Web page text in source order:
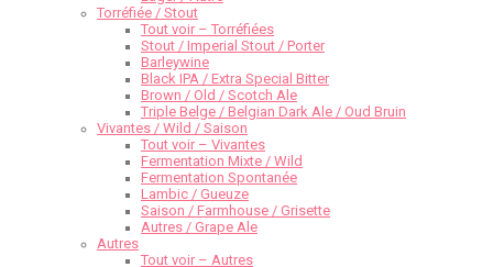
Torréfiée / Stout
Tout voir – Torréfiées
Stout / Imperial Stout / Porter
Barleywine
Black IPA / Extra Special Bitter
Brown / Old / Scotch Ale
Triple Belge / Belgian Dark Ale / Oud Bruin
Vivantes / Wild / Saison
Tout voir – Vivantes
Fermentation Mixte / Wild
Fermentation Spontanée
Lambic / Gueuze
Saison / Farmhouse / Grisette
Autres / Grape Ale
Autres
Tout voir – Autres